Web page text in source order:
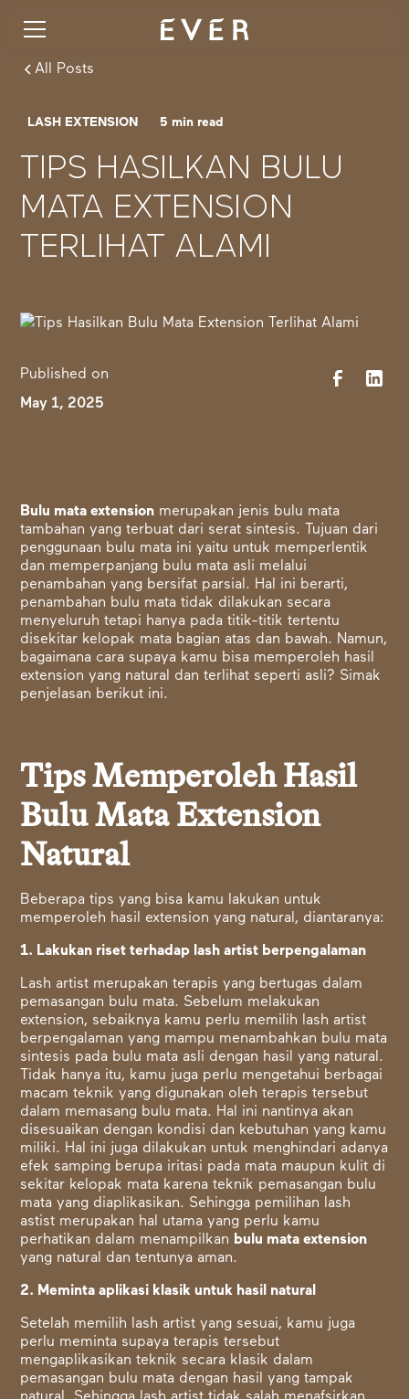
All Posts
LASH EXTENSION 5 min read
TIPS HASILKAN BULU
MATA EXTENSION
TERLIHAT ALAMI
Published on
May 1, 2025
Bulu mata extension merupakan jenis bulu mata
tambahan yang terbuat dari serat sintesis. Tujuan dari
penggunaan bulu mata ini yaitu untuk memperlentik
dan memperpanjang bulu mata asli melalui
penambahan yang bersifat parsial. Hal ini berarti,
penambahan bulu mata tidak dilakukan secara
menyeluruh tetapi hanya pada titik-titik tertentu
disekitar kelopak mata bagian atas dan bawah. Namun,
bagaimana cara supaya kamu bisa memperoleh hasil
extension yang natural dan terlihat seperti asli? Simak
penjelasan berikut ini.
Tips Memperoleh Hasil
Bulu Mata Extension
Natural
Beberapa tips yang bisa kamu lakukan untuk
memperoleh hasil extension yang natural, diantaranya:
1. Lakukan riset terhadap lash artist berpengalaman
Lash artist merupakan terapis yang bertugas dalam
pemasangan bulu mata. Sebelum melakukan
extension, sebaiknya kamu perlu memilih lash artist
berpengalaman yang mampu menambahkan bulu mata
sintesis pada bulu mata asli dengan hasil yang natural.
Tidak hanya itu, kamu juga perlu mengetahui berbagai
macam teknik yang digunakan oleh terapis tersebut
dalam memasang bulu mata. Hal ini nantinya akan
disesuaikan dengan kondisi dan kebutuhan yang kamu
miliki. Hal ini juga dilakukan untuk menghindari adanya
efek samping berupa iritasi pada mata maupun kulit di
sekitar kelopak mata karena teknik pemasangan bulu
mata yang diaplikasikan. Sehingga pemilihan lash
astist merupakan hal utama yang perlu kamu
perhatikan dalam menampilkan bulu mata extension
yang natural
dan tentunya aman.
2. Meminta aplikasi klasik untuk hasil natural
Setelah memilih lash artist yang sesuai, kamu juga
perlu meminta supaya terapis tersebut
mengaplikasikan teknik secara klasik dalam
pemasangan bulu mata dengan hasil yang tampak